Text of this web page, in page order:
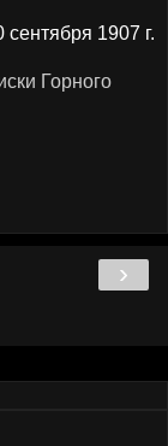
сентября 1907 г.
Горного
›